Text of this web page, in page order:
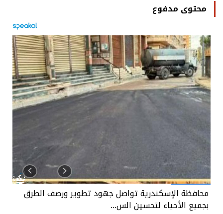
محتوى مدفوع
محافظة الإسكندرية تواصل جهود تطوير ورصف الطرق
بجميع الأحياء لتحسين الس...